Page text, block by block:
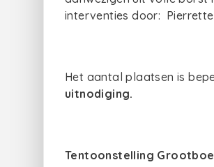
interventies door: Pierrette
Het aantal plaatsen is
uitnodiging.
Tentoonstelling